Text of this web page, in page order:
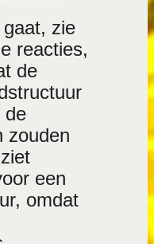
zie
reacties,
de
de
zouden
een
omdat